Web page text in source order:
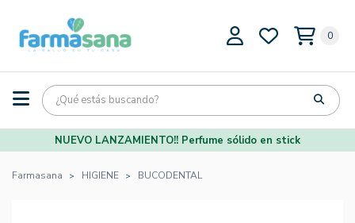
0
NUEVO LANZAMIENTO!! Perfume sólido en stick
Farmasana HIGIENE BUCODENTAL